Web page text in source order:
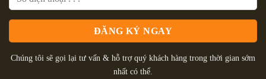
Chúng tôi sẽ gọi lại tư vấn & hỗ trợ quý khách hàng trong thời gian sớm
nhất có thể.